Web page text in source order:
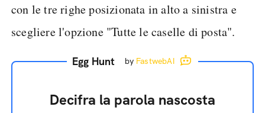
con le tre righe posizionata in alto a sinistra e
scegliere l'opzione "Tutte le caselle di posta".
Egg Hunt by FastwebAI
Decifra la parola nascosta